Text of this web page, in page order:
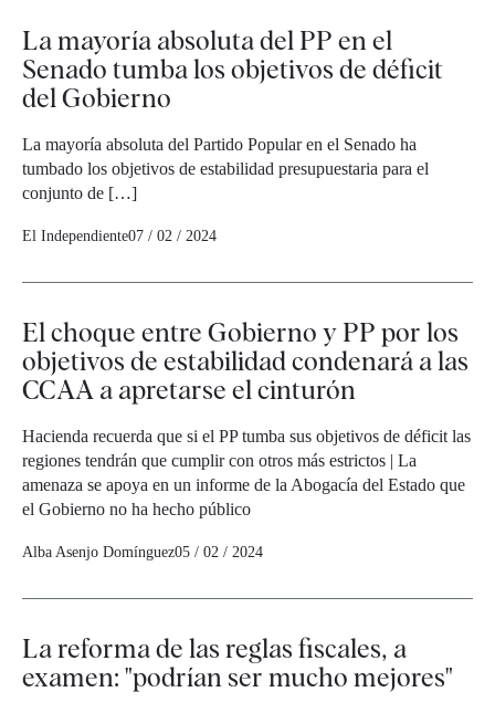
La mayoría absoluta del PP en el
Senado tumba los objetivos de déficit
del Gobierno
La mayoría absoluta del Partido Popular en el Senado ha
tumbado los objetivos de estabilidad presupuestaria para el
conjunto de […]
El Independiente07 / 02 / 2024
El choque entre Gobierno y PP por los
objetivos de estabilidad condenará a las
CCAA a apretarse el cinturón
Hacienda recuerda que si el PP tumba sus objetivos de déficit las
regiones tendrán que cumplir con otros más estrictos | La
amenaza se apoya en un informe de la Abogacía del Estado que
el Gobierno no ha hecho público
Alba Asenjo Domínguez05 / 02 / 2024
La reforma de las reglas fiscales, a
examen: "podrían ser mucho mejores"